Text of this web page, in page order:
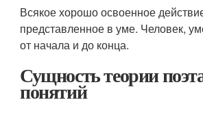
Всякое хорошо освоенное
представленное в уме. Человек,
от начала и до конца.
Сущность теории
понятий